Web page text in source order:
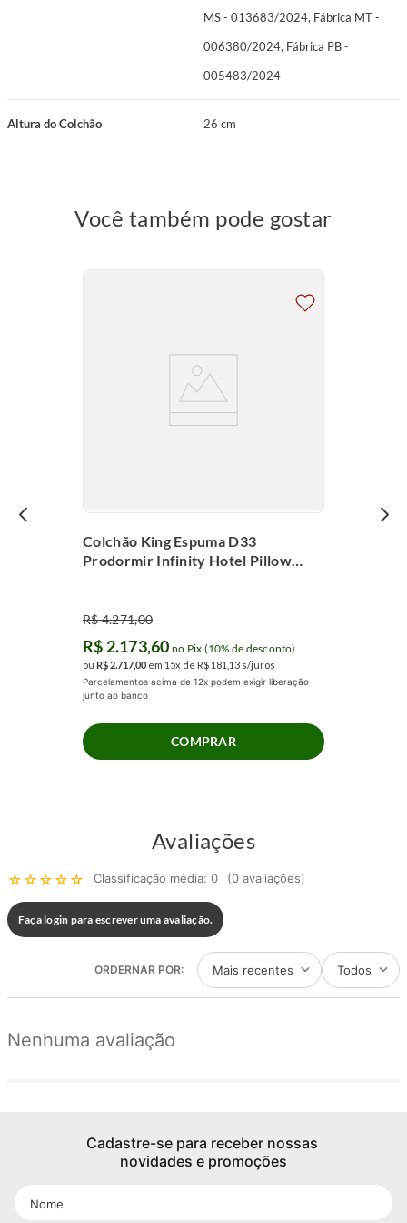
MS - 013683/2024, Fábrica MT -
006380/2024, Fábrica PB -
005483/2024
Altura do Colchão 26 cm
Você também pode gostar
Colchão King Espuma D33
Prodormir Infinity Hotel Pillow
R$4.271,00
R$ 2.173,60 no Pix (10% de desconto)
ou R$2.71700 em 15x de R$ 181 13 s/juros
Parcelamentos acima de 12x podem exigir liberação
junto ao banco
COMPRAR
Avaliações
☆ ☆ ☆ ☆ ☆ Classificação média: 0 (0 avaliações)
Faça login para escrever uma avaliação.
Mais recentes Todos
Nenhuma avaliação
Cadastre-se para receber nossas
novidades e promoções